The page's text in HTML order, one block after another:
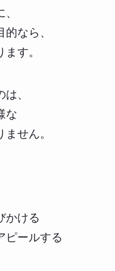
なら、
す。
、
な
せん。
かける
ピールする